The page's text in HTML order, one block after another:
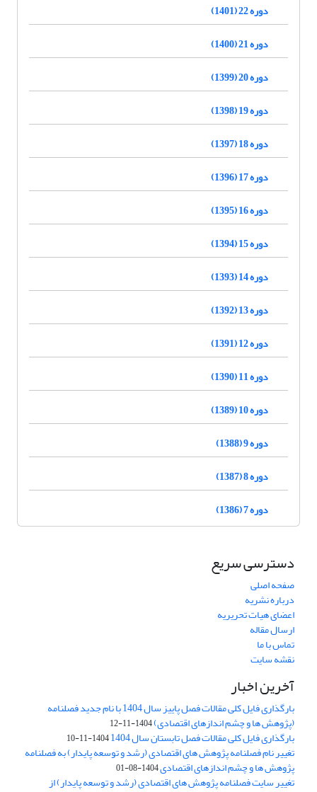
دوره 22 (1401)
دوره 21 (1400)
دوره 20 (1399)
دوره 19 (1398)
دوره 18 (1397)
دوره 17 (1396)
دوره 16 (1395)
دوره 15 (1394)
دوره 14 (1393)
دوره 13 (1392)
دوره 12 (1391)
دوره 11 (1390)
دوره 10 (1389)
دوره 9 (1388)
دوره 8 (1387)
دوره 7 (1386)
دسترسی سریع
صفحه اصلی
درباره نشریه
اعضای هیات تحریریه
ارسال مقاله
تماس با ما
نقشه سایت
آخرین اخبار
بارگذاری فایل کلی مقالات فصل پاییز سال 1404 با نام جدید فصلنامه
(پژوهش ها و چشم اندازهای اقتصادی)1404-11-12
بارگذاری فایل کلی مقالات فصل تابستان سال 1404 1404-11-10
تغییر نام فصلنامه پژوهش های اقتصادی (رشد و توسعه پایدار) به فصلنامه
پژوهش ها و چشم اندازهای اقتصادی1404-08-01
تغییر سایت فصلنامه پژوهش های اقتصادی (رشد و توسعه پایدار) از